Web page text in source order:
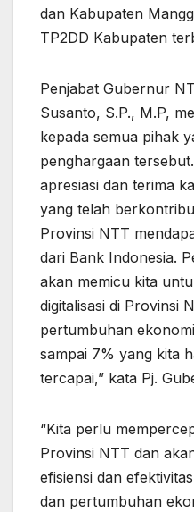
dan Kabupaten
TP2DD Kabupaten
Penjabat Gubernur
Susanto, S.P., M.P,
kepada semua pihak
penghargaan
apresiasi dan terima
yang telah
Provinsi NTT
dari Bank Indonesia.
akan memicu kita
digitalisasi di Provinsi
pertumbuhan
sampai 7% yang kita
tercapai,” kata Pj.
“Kita perlu
Provinsi NTT dan
efisiensi dan
dan pertumbuhan